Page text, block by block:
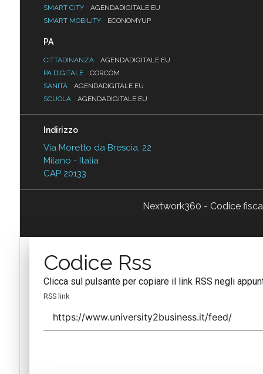
SMART CITY
AGENDADIGITALE.EU
SMART MOBILITY
ECONOMYUP
PA
CITTADINANZA
AGENDADIGITALE.EU
PA DIGITALE
CORCOM
SANITÀ
AGENDADIGITALE.EU
SCUOLA
AGENDADIGITALE.EU
Indirizzo
Via Moretto da Brescia, 22
Milano - Italia
CAP 20133
Nextwork360 - Codice
Codice Rss
Clicca sul pulsante per copiare il link RSS negli
RSS link